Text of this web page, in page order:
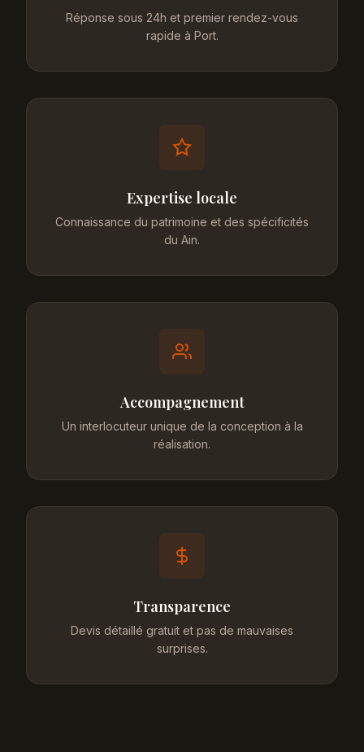
Réponse sous 24h et premier rendez-vous
rapide à Port.
Expertise locale
Connaissance du patrimoine et des spécificités
du Ain.
Accompagnement
Un interlocuteur unique de la conception à la
réalisation.
Transparence
Devis détaillé gratuit et pas de mauvaises
surprises.